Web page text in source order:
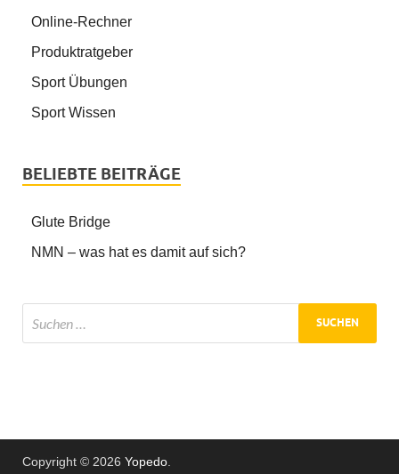
Online-Rechner
Produktratgeber
Sport Übungen
Sport Wissen
BELIEBTE BEITRÄGE
Glute Bridge
NMN – was hat es damit auf sich?
Copyright © 2026 Yopedo